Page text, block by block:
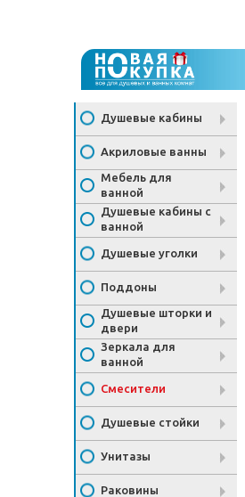
Душевые кабины
Акриловые ванны
Мебель для
ванной
Душевые кабины с
ванной
Душевые уголки
Поддоны
Душевые шторки и
двери
Зеркала для
ванной
Смесители
Душевые стойки
Унитазы
Раковины